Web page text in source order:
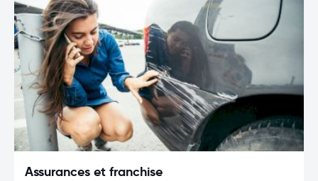
Assurances et franchise